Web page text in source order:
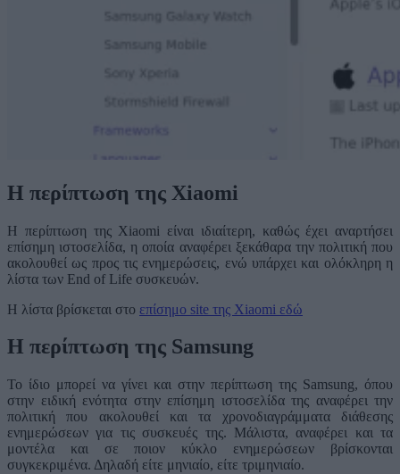
Η περίπτωση της Xiaomi
Η περίπτωση της Xiaomi είναι ιδιαίτερη, καθώς έχει αναρτήσει
επίσημη ιστοσελίδα, η οποία αναφέρει ξεκάθαρα την πολιτική που
ακολουθεί ως προς τις ενημερώσεις, ενώ υπάρχει και ολόκληρη η
λίστα των End of Life συσκευών.
Η λίστα βρίσκεται στο επίσημο site της Xiaomi εδώ
Η περίπτωση της Samsung
Το ίδιο μπορεί να γίνει και στην περίπτωση της Samsung, όπου
στην ειδική ενότητα στην επίσημη ιστοσελίδα της αναφέρει την
πολιτική που ακολουθεί και τα χρονοδιαγράμματα διάθεσης
ενημερώσεων για τις συσκευές της. Μάλιστα, αναφέρει και τα
μοντέλα και σε ποιον κύκλο ενημερώσεων βρίσκονται
συγκεκριμένα. Δηλαδή είτε μηνιαίο, είτε τριμηνιαίο.